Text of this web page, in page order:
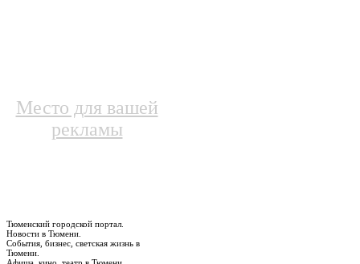
Место для вашей
рекламы
Тюменский городской портал.
Новости в Тюмени.
События, бизнес, светская жизнь в
Тюмени.